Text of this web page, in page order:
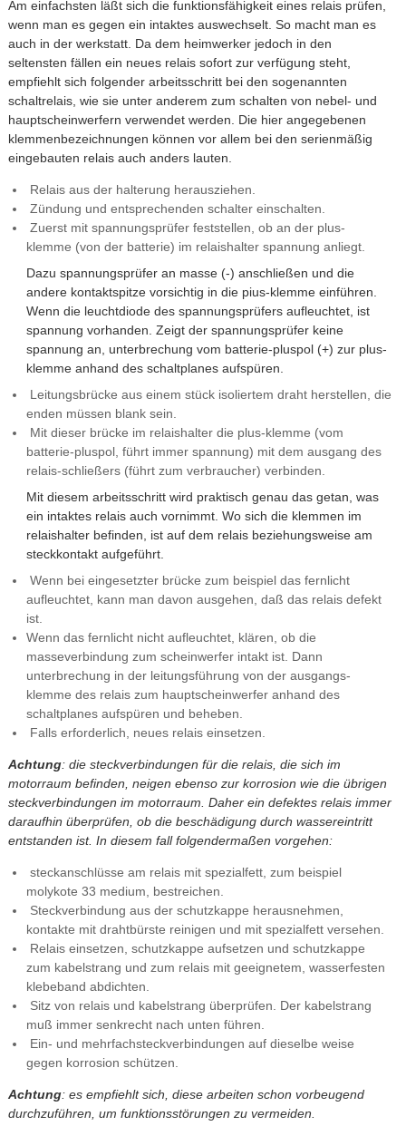
Am einfachsten läßt sich die funktionsfähigkeit eines relais prüfen,
wenn man es gegen ein intaktes auswechselt. So macht man es
auch in der werkstatt. Da dem heimwerker jedoch in den
seltensten fällen ein neues relais sofort zur verfügung steht,
empfiehlt sich folgender arbeitsschritt bei den sogenannten
schaltrelais, wie sie unter anderem zum schalten von nebel- und
hauptscheinwerfern verwendet werden. Die hier angegebenen
klemmenbezeichnungen können vor allem bei den serienmäßig
eingebauten relais auch anders lauten.
Relais aus der halterung herausziehen.
Zündung und entsprechenden schalter einschalten.
Zuerst mit spannungsprüfer feststellen, ob an der plus-
klemme (von der batterie) im relaishalter spannung anliegt.
Dazu spannungsprüfer an masse (-) anschließen und die
andere kontaktspitze vorsichtig in die pius-klemme einführen.
Wenn die leuchtdiode des spannungsprüfers aufleuchtet, ist
spannung vorhanden. Zeigt der spannungsprüfer keine
spannung an, unterbrechung vom batterie-pluspol (+) zur plus-
klemme anhand des schaltplanes aufspüren.
Leitungsbrücke aus einem stück isoliertem draht herstellen, die
enden müssen blank sein.
Mit dieser brücke im relaishalter die plus-klemme (vom
batterie-pluspol, führt immer spannung) mit dem ausgang des
relais-schließers (führt zum verbraucher) verbinden.
Mit diesem arbeitsschritt wird praktisch genau das getan, was
ein intaktes relais auch vornimmt. Wo sich die klemmen im
relaishalter befinden, ist auf dem relais beziehungsweise am
steckkontakt aufgeführt.
Wenn bei eingesetzter brücke zum beispiel das fernlicht
aufleuchtet, kann man davon ausgehen, daß das relais defekt
ist.
Wenn das fernlicht nicht aufleuchtet, klären, ob die
masseverbindung zum scheinwerfer intakt ist. Dann
unterbrechung in der leitungsführung von der ausgangs-
klemme des relais zum hauptscheinwerfer anhand des
schaltplanes aufspüren und beheben.
Falls erforderlich, neues relais einsetzen.
Achtung: die steckverbindungen für die relais, die sich im
motorraum befinden, neigen ebenso zur korrosion wie die übrigen
steckverbindungen im motorraum. Daher ein defektes relais immer
daraufhin überprüfen, ob die beschädigung durch wassereintritt
entstanden ist. In diesem fall folgendermaßen vorgehen:
steckanschlüsse am relais mit spezialfett, zum beispiel
molykote 33 medium, bestreichen.
Steckverbindung aus der schutzkappe herausnehmen,
kontakte mit drahtbürste reinigen und mit spezialfett versehen.
Relais einsetzen, schutzkappe aufsetzen und schutzkappe
zum kabelstrang und zum relais mit geeignetem, wasserfesten
klebeband abdichten.
Sitz von relais und kabelstrang überprüfen. Der kabelstrang
muß immer senkrecht nach unten führen.
Ein- und mehrfachsteckverbindungen auf dieselbe weise
gegen korrosion schützen.
Achtung: es empfiehlt sich, diese arbeiten schon vorbeugend
durchzuführen, um funktionsstörungen zu vermeiden.